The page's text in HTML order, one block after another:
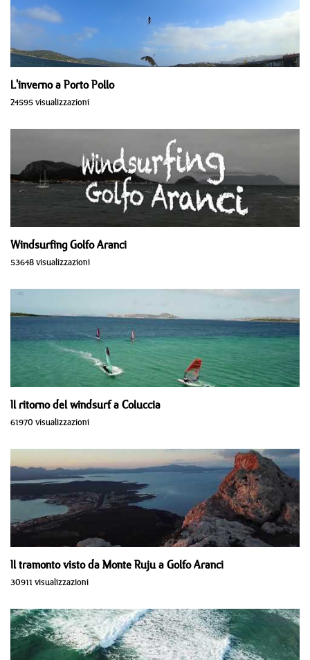
L'inverno a Porto Pollo
24595 visualizzazioni
Windsurfing Golfo Aranci
53648 visualizzazioni
Il ritorno del windsurf a Coluccia
61970 visualizzazioni
Il tramonto visto da Monte Ruju a Golfo Aranci
30911 visualizzazioni